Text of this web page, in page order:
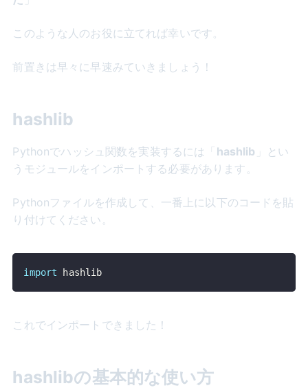
このような人のお役に立てれば幸いです。
前置きは早々に早速みていきましょう！
hashlib
Pythonでハッシュ関数を実装するには「 hashlib 」とい
うモジュールをインポートする必要があります。
Pythonファイルを作成して、一番上に以下のコードを貼
り付けてください。
import hashlib
これでインポートできました！
hashlibの基本的な使い方